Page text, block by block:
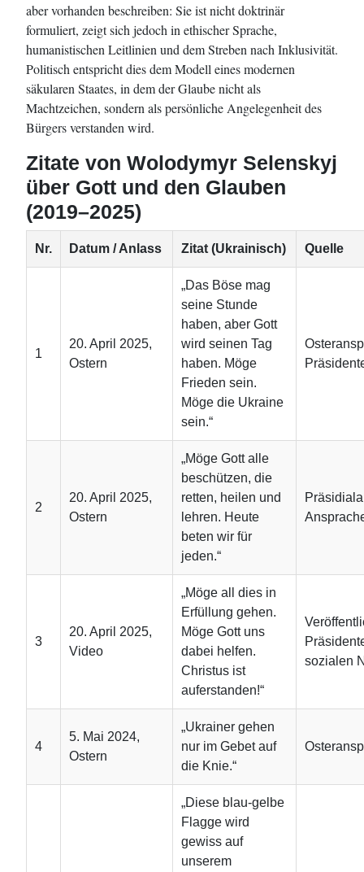
aber vorhanden beschreiben: Sie ist nicht doktrinär
formuliert, zeigt sich jedoch in ethischer Sprache,
humanistischen Leitlinien und dem Streben nach Inklusivität.
Politisch entspricht dies dem Modell eines modernen
säkularen Staates, in dem der Glaube nicht als
Machtzeichen, sondern als persönliche Angelegenheit des
Bürgers verstanden wird.
Zitate von Wolodymyr Selenskyj
über Gott und den Glauben
(2019–2025)
Nr. Datum / Anlass Zitat (Ukrainisch) Quelle
1
20. April 2025,
Ostern
„Das Böse mag
seine Stunde
haben, aber Gott
wird seinen Tag
haben. Möge
Frieden sein.
Möge die Ukraine
sein.“
2
20. April 2025,
Ostern
„Möge Gott alle
beschützen, die
retten, heilen und
lehren. Heute
beten wir für
jeden.“
3
20. April 2025,
Video
„Möge all dies in
Erfüllung gehen.
Möge Gott uns
dabei helfen.
Christus ist
auferstanden!“
sozialen
4
5. Mai 2024,
Ostern
„Ukrainer gehen
nur im Gebet auf
die Knie.“
„Diese blau-gelbe
Flagge wird
gewiss auf
unserem